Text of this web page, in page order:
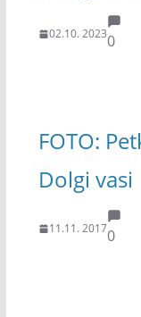
02.10. 20230
FOTO:
Dolgi vasi
11.11. 20170